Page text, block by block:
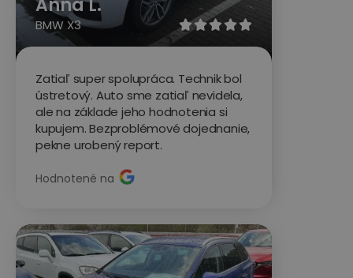

Anna L.
BMW X3
Zatiaľ super spolupráca. Technik bol
ústretový. Auto sme zatiaľ nevidela,
ale na základe jeho hodnotenia si
kupujem. Bezproblémové dojednanie,
pekne urobený report.
Hodnotené na